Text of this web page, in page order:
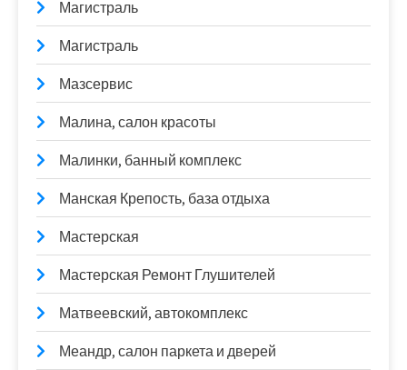
Магистраль
Магистраль
Мазсервис
Малина, салон красоты
Малинки, банный комплекс
Манская Крепость, база отдыха
Мастерская
Мастерская Ремонт Глушителей
Матвеевский, автокомплекс
Меандр, салон паркета и дверей